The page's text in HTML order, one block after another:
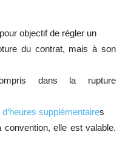
objectif de régler un
du contrat, mais à son
dans la rupture
d’heures supplémentaires
convention, elle est valable.